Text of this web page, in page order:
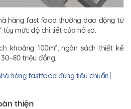
hàng fast food thường dao động từ
mức độ chi tiết của hồ sơ.
khoảng 100m², ngân sách thiết kế
triệu đồng.
hàng fastfood đúng tiêu chuẩn |
thiện